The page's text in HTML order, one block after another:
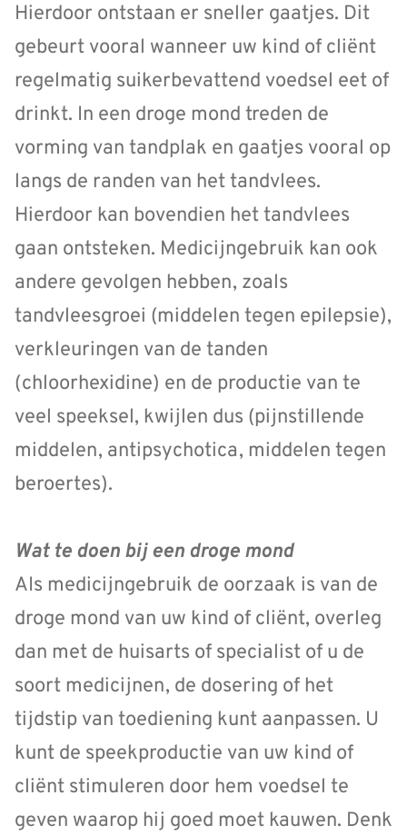
Hierdoor ontstaan er sneller gaatjes. Dit
gebeurt vooral wanneer uw kind of cliënt
regelmatig suikerbevattend voedsel eet of
drinkt. In een droge mond treden de
vorming van tandplak en gaatjes vooral op
langs de randen van het tandvlees.
Hierdoor kan bovendien het tandvlees
gaan ontsteken. Medicijngebruik kan ook
andere gevolgen hebben, zoals
tandvleesgroei (middelen tegen epilepsie),
verkleuringen van de tanden
(chloorhexidine) en de productie van te
veel speeksel, kwijlen dus (pijnstillende
middelen, antipsychotica, middelen tegen
beroertes).
Wat te doen bij een droge mond
AIs medicijngebruik de oorzaak is van de
droge mond van uw kind of cliënt, overleg
dan met de huisarts of specialist of u de
soort medicijnen, de dosering of het
tijdstip van toediening kunt aanpassen. U
kunt de speekproductie van uw kind of
cliënt stimuleren door hem voedsel te
geven waarop hij goed moet kauwen. Denk